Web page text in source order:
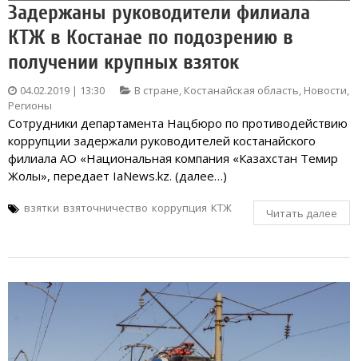
Задержаны руководители филиала
КТЖ в Костанае по подозрению в
получении крупных взяток
04.02.2019 | 13:30 В стране, Костанайская область, Новости,
Регионы
Сотрудники департамента Нацбюро по противодействию
коррупции задержали руководителей костанайского
филиала АО «Национальная компания «Казахстан Темир
Жолы», передает IaNews.kz. (далее…)
взятки взяточничество коррупция КТЖ Читать далее